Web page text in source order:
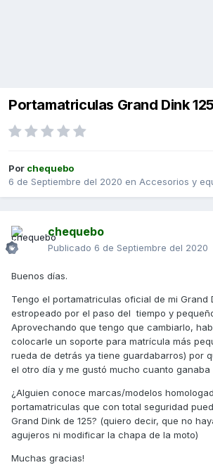
Portamatriculas Grand Dink
Por chequebo
6 de Septiembre del 2020 en Accesorios y
chequebo
Publicado 6 de Septiembre del 2020
Buenos días.
Tengo el portamatriculas oficial de mi Grand
estropeado por el paso del tiempo y
Aprovechando que tengo que cambiarlo,
colocarle un soporte para matrícula más
rueda de detrás ya tiene guardabarros) por
el otro día y me gustó mucho cuanto ganaba
¿Alguien conoce marcas/modelos
portamatriculas que con total seguridad
Grand Dink de 125? (quiero decir, que no
agujeros ni modificar la chapa de la moto)
Muchas gracias!